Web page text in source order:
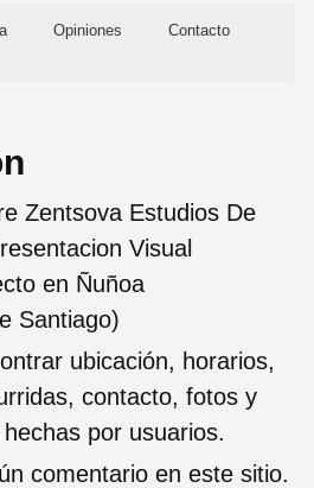
Opiniones Contacto
Zentsova Estudios De
Visual
en Ñuñoa
Santiago)
ubicación, horarios,
contacto, fotos y
por usuarios.
comentario en este sitio.